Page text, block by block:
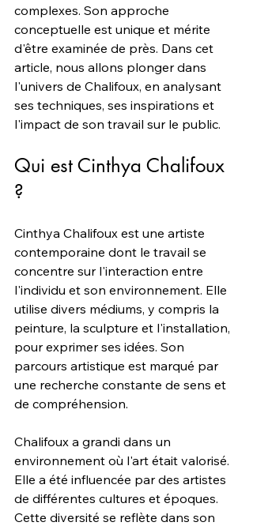
complexes. Son approche
conceptuelle est unique et mérite
d'être examinée de près. Dans cet
article, nous allons plonger dans
l'univers de Chalifoux, en analysant
ses techniques, ses inspirations et
l'impact de son travail sur le public.
Qui est Cinthya Chalifoux
?
Cinthya Chalifoux est une artiste
contemporaine dont le travail se
concentre sur l'interaction entre
l'individu et son environnement. Elle
utilise divers médiums, y compris la
peinture, la sculpture et l'installation,
pour exprimer ses idées. Son
parcours artistique est marqué par
une recherche constante de sens et
de compréhension.
Chalifoux a grandi dans un
environnement où l'art était valorisé.
Elle a été influencée par des artistes
de différentes cultures et époques.
Cette diversité se reflète dans son